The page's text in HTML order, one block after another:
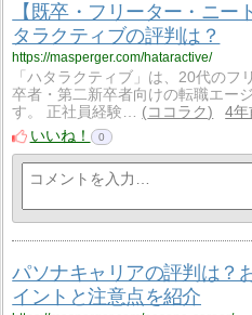
【既卒・フリーター・ニー
タラクティブの評判は？
https://masperger.com/hataractive/
「ハタラクティブ」は、20代のフ
卒者・第二新卒者向けの転職エー
す。 正社員経験…
ココラク
4年
いいね！
0
パソナキャリアの評判は？
イントと注意点を紹介